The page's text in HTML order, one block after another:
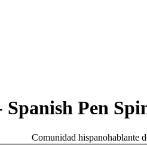
Spanish Pen
Comunidad hispanohablante